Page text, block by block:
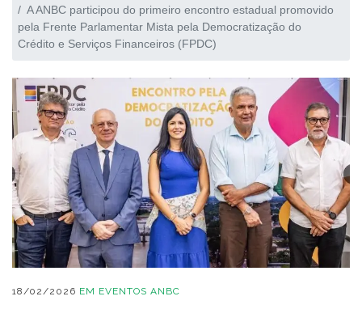
A ANBC participou do primeiro encontro estadual promovido
pela Frente Parlamentar Mista pela Democratização do
Crédito e Serviços Financeiros (FPDC)
18/02/2026 EM EVENTOS ANBC